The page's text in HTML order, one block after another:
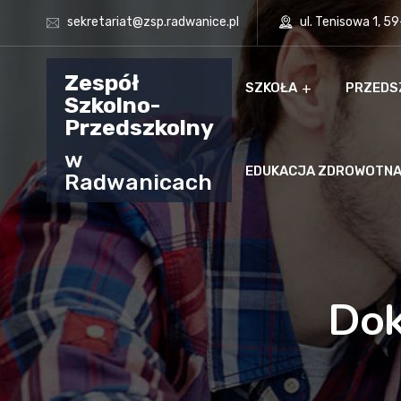
sekretariat@zsp.radwanice.pl ul. Tenisowa 1,
Zespół
Szkolno-
Przedszkolny
w
Radwanicach
SZKOŁA
EDUKACJA ZDROWOTNA